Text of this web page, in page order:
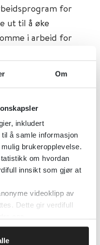
Om
inkludert
å samle informasjon
brukeropplevelse.
om hvordan
innsikt som gjør at
videoklipp av
Dette gir verdifull
for
ut til å øke
i arbeid for
forskning
(FHI)